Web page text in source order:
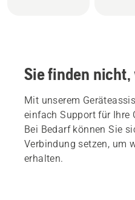
Sie finden nicht,
Mit unserem
einfach Support für Ihre
Bei Bedarf können Sie
Verbindung setzen, um
erhalten.